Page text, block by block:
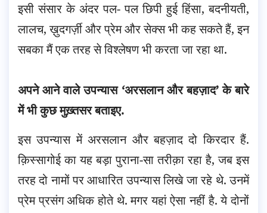
इसी संसार के अंदर पल- पल छिपी हुई हिंसा, बदनीयती,
लालच, ख़ुदगर्ज़ी और प्रेम और सेक्स भी कह सकते हैं, इन
सबका मैं एक तरह से विश्लेषण भी करता जा रहा था.
अपने आने वाले उपन्यास ‘अरसलान और बहज़ाद’ के बारे
में भी कुछ मुख़्तसर बताइए.
इस उपन्यास में अरसलान और बहज़ाद दो किरदार हैं.
क़िस्सागोई का यह बड़ा पुराना-सा तरीक़ा रहा है, जब इस
तरह दो नामों पर आधारित उपन्यास लिखे जा रहे थे. उनमें
प्रेम प्रसंग अधिक होते थे. मगर यहां ऐसा नहीं है. ये दोनों